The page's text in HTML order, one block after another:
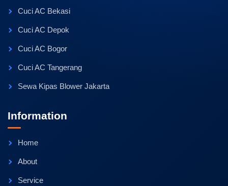
Cuci AC Bekasi
Cuci AC Depok
Cuci AC Bogor
Cuci AC Tangerang
Sewa Kipas Blower Jakarta
Information
Home
About
Service